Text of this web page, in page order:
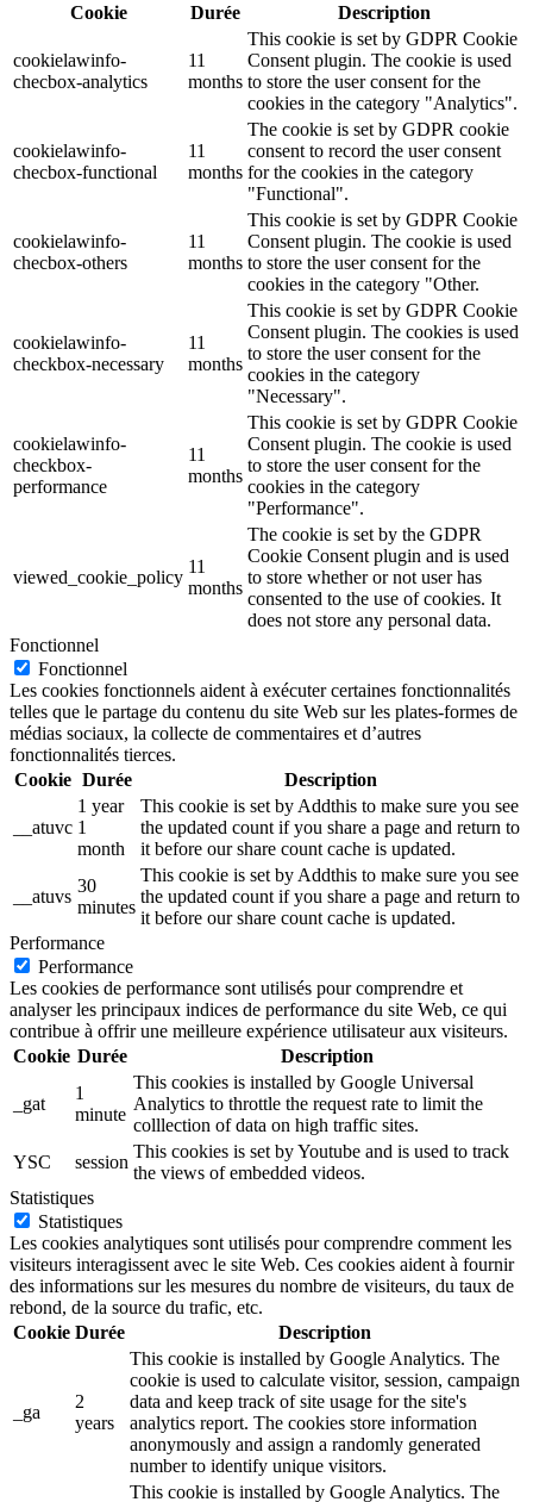
Cookie
Durée Description
cookielawinfo-
checbox-analytics
11
months
This cookie is set by GDPR Cookie
Consent plugin. The cookie is used
to store the user consent for the
cookies in the category "Analytics".
cookielawinfo-
checbox-functional
11
months
The cookie is set by GDPR cookie
consent to record the user consent
for the cookies in the category
"Functional".
cookielawinfo-
checbox-others
11
months
This cookie is set by GDPR Cookie
Consent plugin. The cookie is used
to store the user consent for the
cookies in the category "Other.
cookielawinfo-
checkbox-necessary
11
months
This cookie is set by GDPR Cookie
Consent plugin. The cookies is used
to store the user consent for the
cookies in the category
"Necessary".
cookielawinfo-
checkbox-
performance
11
months
This cookie is set by GDPR Cookie
Consent plugin. The cookie is used
to store the user consent for the
cookies in the category
"Performance".
viewed_cookie_policy
11
months
The cookie is set by the GDPR
Cookie Consent plugin and is used
to store whether or not user has
consented to the use of cookies. It
does not store any personal data.
Fonctionnel
Fonctionnel
Les cookies fonctionnels aident à exécuter certaines fonctionnalités
telles que le partage du contenu du site Web sur les plates-formes de
médias sociaux, la collecte de commentaires et d’autres
fonctionnalités tierces.
Cookie Durée Description
__atuvc
1 year
1
month
This cookie is set by Addthis to make sure you see
the updated count if you share a page and return to
it before our share count cache is updated.
__atuvs
30
minutes
This cookie is set by Addthis to make sure you see
the updated count if you share a page and return to
it before our share count cache is updated.
Performance
Performance
Les cookies de performance sont utilisés pour comprendre et
analyser les principaux indices de performance du site Web, ce qui
contribue à offrir une meilleure expérience utilisateur aux visiteurs.
Cookie Durée Description
_gat
1
minute
This cookies is installed by Google Universal
Analytics to throttle the request rate to limit the
colllection of data on high traffic sites.
YSC
session
This cookies is set by Youtube and is used to track
the views of embedded videos.
Statistiques
Statistiques
Les cookies analytiques sont utilisés pour comprendre comment les
visiteurs interagissent avec le site Web. Ces cookies aident à fournir
des informations sur les mesures du nombre de visiteurs, du taux de
rebond, de la source du trafic, etc.
Cookie Durée Description
_ga
2
years
This cookie is installed by Google Analytics. The
cookie is used to calculate visitor, session, campaign
data and keep track of site usage for the site's
analytics report. The cookies store information
anonymously and assign a randomly generated
number to identify unique visitors.
This cookie is installed by Google Analytics. The